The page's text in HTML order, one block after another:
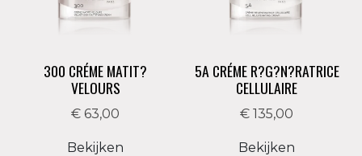
300 CRÉME MATIT?
VELOURS
€ 63,00
Bekijken
5A CRÉME R?G?N?RATRICE
CELLULAIRE
€ 135,00
Bekijken